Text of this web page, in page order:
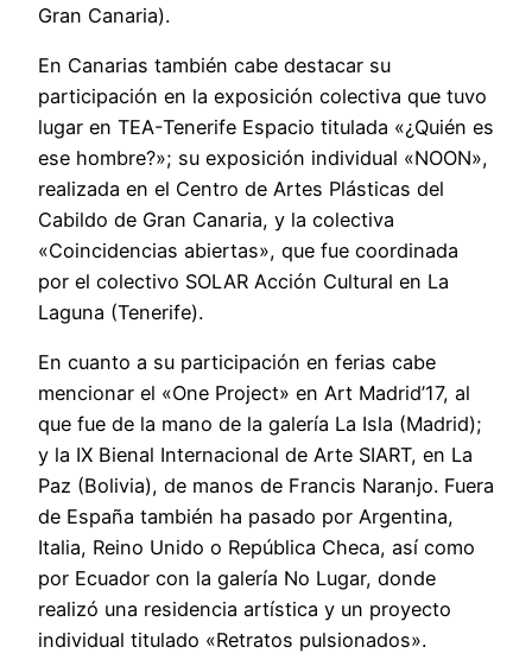
Gran Canaria).
En Canarias también cabe destacar su
participación en la exposición colectiva que tuvo
lugar en TEA-Tenerife Espacio titulada «¿Quién es
ese hombre?»; su exposición individual «NOON»,
realizada en el Centro de Artes Plásticas del
Cabildo de Gran Canaria, y la colectiva
«Coincidencias abiertas», que fue coordinada
por el colectivo SOLAR Acción Cultural en La
Laguna (Tenerife).
En cuanto a su participación en ferias cabe
mencionar el «One Project» en Art Madrid’17, al
que fue de la mano de la galería La Isla (Madrid);
y la IX Bienal Internacional de Arte SIART, en La
Paz (Bolivia), de manos de Francis Naranjo. Fuera
de España también ha pasado por Argentina,
Italia, Reino Unido o República Checa, así como
por Ecuador con la galería No Lugar, donde
realizó una residencia artística y un proyecto
individual titulado «Retratos pulsionados».